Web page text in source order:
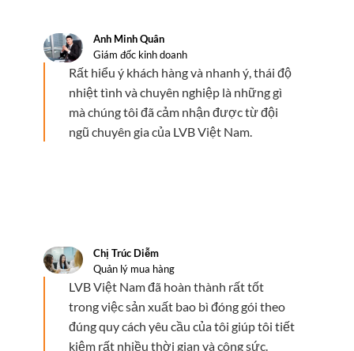
Anh Minh Quân
Giám đốc kinh doanh
Rất hiểu ý khách hàng và nhanh ý, thái độ
nhiệt tình và chuyên nghiệp là những gì
mà chúng tôi đã cảm nhận được từ đội
ngũ chuyên gia của LVB Việt Nam.
Chị Trúc Diễm
Quản lý mua hàng
LVB Việt Nam đã hoàn thành rất tốt
trong việc sản xuất bao bì đóng gói theo
đúng quy cách yêu cầu của tôi giúp tôi tiết
kiệm rất nhiều thời gian và công sức.